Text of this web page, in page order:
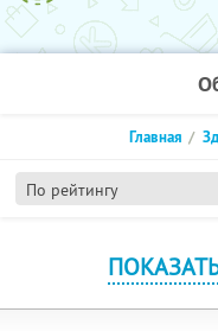
По рейтингу
Главная